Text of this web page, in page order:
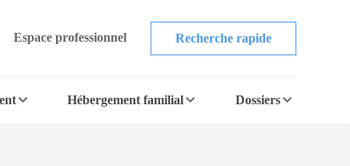
Espace professionnel Recherche rapide
Hébergement familial Dossiers